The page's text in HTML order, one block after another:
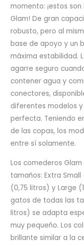
momento: ¡estos
Glam! De gran
robusto, pero al
base de apoyo y un
máxima estabilidad.
agarre seguro
contener agua y
conectores,
diferentes modelos
perfecta. Teniendo
de las copas, los
entre sí solamente.
Los comederos
tamaños: Extra
(0,75 litros) y Large
gatos de todas las
litros) se adapta
muy pequeño. Los
brillante similar a la